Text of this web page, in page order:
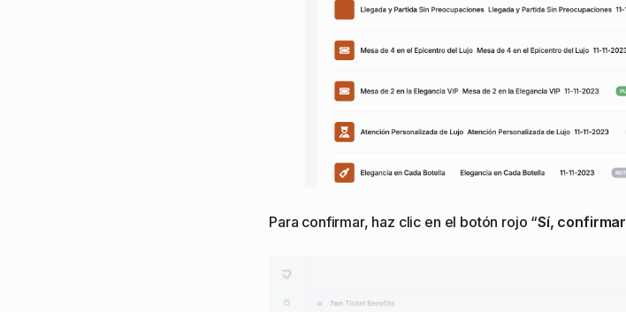
Para confirmar, haz clic en el botón rojo “Sí, confirmar